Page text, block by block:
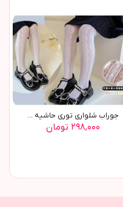
جوراب شلواری توری حاشیه ...
۲۹۸,۰۰۰ تومان